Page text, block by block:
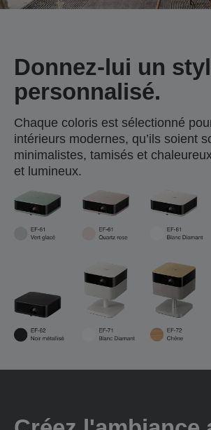
Donnez-lui un
personnalisé.
Chaque coloris est sélectionné
intérieurs modernes, qu’ils soient
minimalistes, tamisés et
et lumineux.